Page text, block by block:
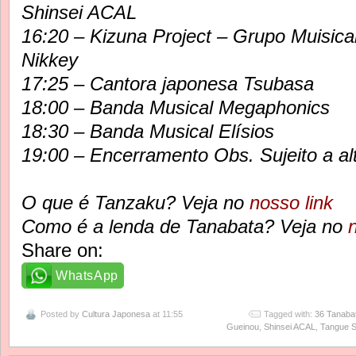
Shinsei ACAL
16:20 – Kizuna Project – Grupo
Nikkey
17:25 – Cantora japonesa Tsubasa
18:00 – Banda Musical Megaphonics
18:30 – Banda Musical Elísios
19:00 – Encerramento Obs. Sujeito a
O que é Tanzaku? Veja no nosso link
Como é a lenda de Tanabata? Veja no
Share on:
WhatsApp
Posted by Cultura Japonesa at 11:55 Tagged with: 36
Gueinou Shinsei ACAL Tangue